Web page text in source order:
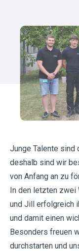
Junge Talente sind
deshalb sind wir
von Anfang an zu
In den letzten zwei
und Jill erfolgreich
und damit einen
Besonders freuen
durchstarten und